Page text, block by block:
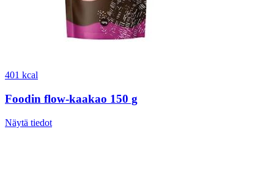
401 kcal
Foodin flow-kaakao 150 g
Näytä tiedot